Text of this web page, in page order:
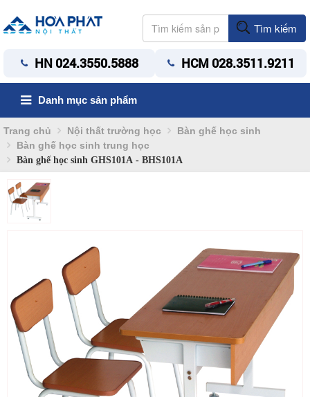
Tìm kiếm
HN 024.3550.5888 HCM 028.3511.9211
Danh mục sản phẩm
Trang chủ Nội thất trường học
Bàn ghế học sinh
Bàn ghế học sinh trung học
Bàn ghế học sinh GHS101A - BHS101A